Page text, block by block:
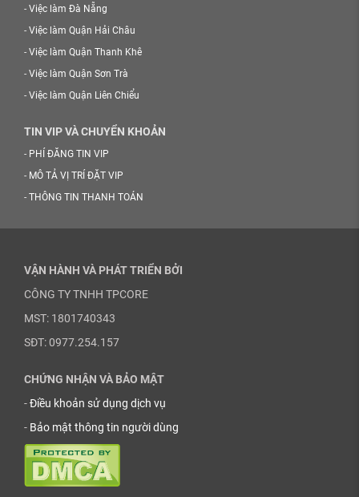
- Việc làm Đà Nẵng
- Việc làm Quận Hải Châu
- Việc làm Quận Thanh Khê
- Việc làm Quận Sơn Trà
- Việc làm Quận Liên Chiểu
TIN VIP VÀ CHUYỂN KHOẢN
- PHÍ ĐĂNG TIN VIP
- MÔ TẢ VỊ TRÍ ĐẶT VIP
- THÔNG TIN THANH TOÁN
VẬN HÀNH VÀ PHÁT TRIỂN BỞI
CÔNG TY TNHH TPCORE
MST: 1801740343
SĐT: 0977.254.157
CHỨNG NHẬN VÀ BẢO MẬT
-Điều khoản sử dụng dịch vụ
- Bảo mật thông tin người dùng